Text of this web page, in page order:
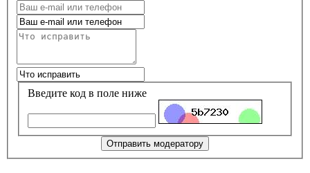
Введите код в поле ниже
Отправить модератору